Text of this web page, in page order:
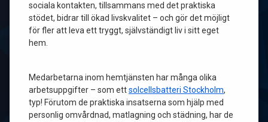
sociala kontakten, tillsammans med det praktiska
stödet, bidrar till ökad livskvalitet – och gör det möjligt
för fler att leva ett tryggt, självständigt liv i sitt eget
hem.
Medarbetarna inom hemtjänsten har många olika
arbetsuppgifter – som ettsolcellsbatteri Stockholm,
typ! Förutom de praktiska insatserna som hjälp med
personlig omvårdnad, matlagning och städning, har de